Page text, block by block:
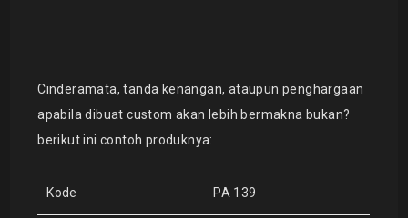
Cinderamata, tanda kenangan, ataupun penghargaan
apabila dibuat custom akan lebih bermakna bukan?
berikut ini contoh produknya:
Kode PA 139